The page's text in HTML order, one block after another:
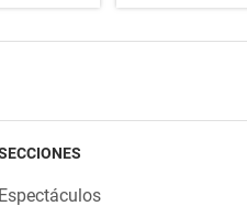
Espectáculos